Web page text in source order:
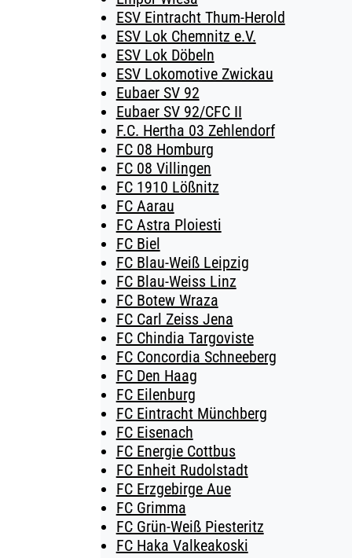
ESV Eintracht Thum-Herold
ESV Lok Chemnitz e.V.
ESV Lok Döbeln
ESV Lokomotive Zwickau
Eubaer SV 92
Eubaer SV 92/CFC II
F.C. Hertha 03 Zehlendorf
FC 08 Homburg
FC 08 Villingen
FC 1910 Lößnitz
FC Aarau
FC Astra Ploiesti
FC Biel
FC Blau-Weiß Leipzig
FC Blau-Weiss Linz
FC Botew Wraza
FC Carl Zeiss Jena
FC Chindia Targoviste
FC Concordia Schneeberg
FC Den Haag
FC Eilenburg
FC Eintracht Münchberg
FC Eisenach
FC Energie Cottbus
FC Enheit Rudolstadt
FC Erzgebirge Aue
FC Grimma
FC Grün-Weiß Piesteritz
FC Haka Valkeakoski